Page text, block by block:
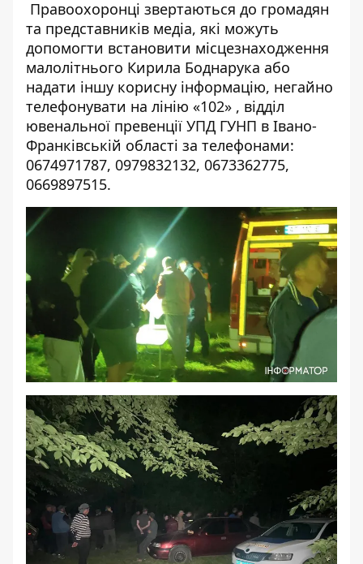
Правоохоронці звертаються до громадян
та представників медіа, які можуть
допомогти встановити місцезнаходження
малолітнього Кирила Боднарука або
надати іншу корисну інформацію, негайно
телефонувати на лінію «102» , відділ
ювенальної превенції УПД ГУНП в Івано-
Франківській області за телефонами:
0674971787, 0979832132, 0673362775,
0669897515.